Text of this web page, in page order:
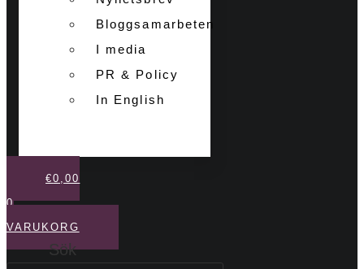
Bloggsamarbeten
I media
PR & Policy
In English
€0,00
0
VARUKORG
Sök